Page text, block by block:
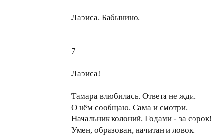
Лариса. Бабынино.
7
Лариса!
Тамара влюбилась. Ответа не жди.
О нём сообщаю. Сама и смотри.
Начальник колоний. Годами - за сорок!
Умен, образован, начитан и ловок.